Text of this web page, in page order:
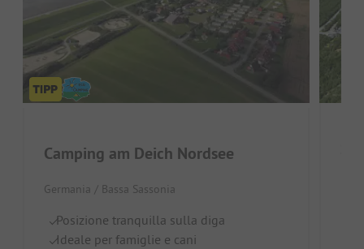
Camping am Deich Nordsee
Germania / Bassa Sassonia
Posizione tranquilla sulla diga
Ideale per famiglie e cani